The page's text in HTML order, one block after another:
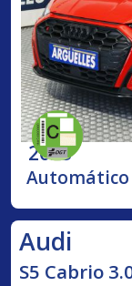
2023
Automático
Audi
S5 Cabrio